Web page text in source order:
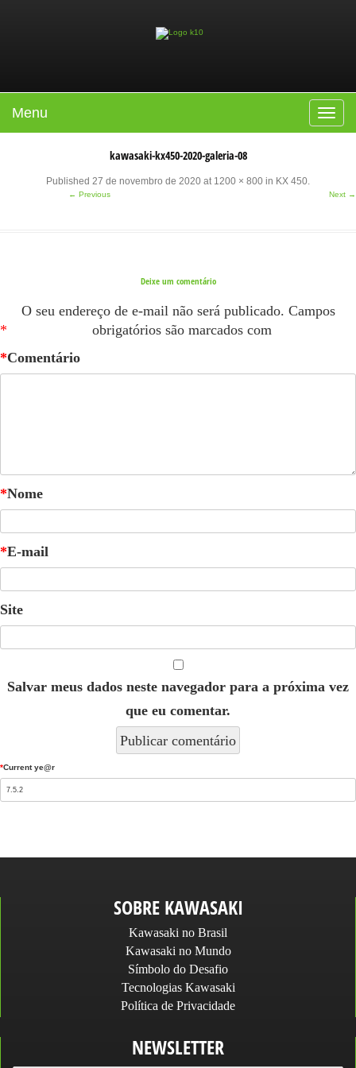
Toggle
Menu
kawasaki-kx450-2020-galeria-08
Published 27 de novembro de 2020 at 1200 × 800 in KX 450.
← Previous Next →
Deixe um comentário
O seu endereço de e-mail não será publicado. Campos
obrigatórios são marcados com
*
Comentário
*
Nome
*
E-mail
*
Site
Salvar meus dados neste navegador para a próxima vez
que eu comentar.
Current ye@r
*
SOBRE KAWASAKI
Kawasaki no Brasil
Kawasaki no Mundo
Símbolo do Desafio
Tecnologias Kawasaki
Política de Privacidade
NEWSLETTER